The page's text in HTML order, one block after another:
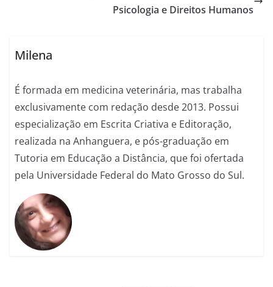
Psicologia e Direitos Humanos
Milena
É formada em medicina veterinária, mas trabalha
exclusivamente com redação desde 2013. Possui
especialização em Escrita Criativa e Editoração,
realizada na Anhanguera, e pós-graduação em
Tutoria em Educação a Distância, que foi ofertada
pela Universidade Federal do Mato Grosso do Sul.